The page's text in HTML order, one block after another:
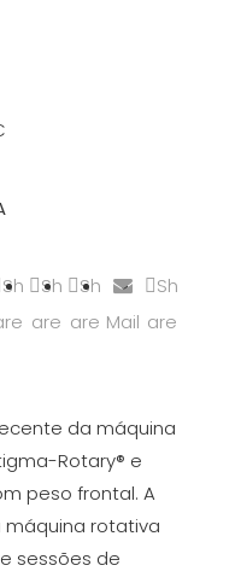
Sh
Sh
are
Sh
are Mail
Sh
are
da máquina
Rotary® e
peso frontal. A
máquina rotativa
sessões de